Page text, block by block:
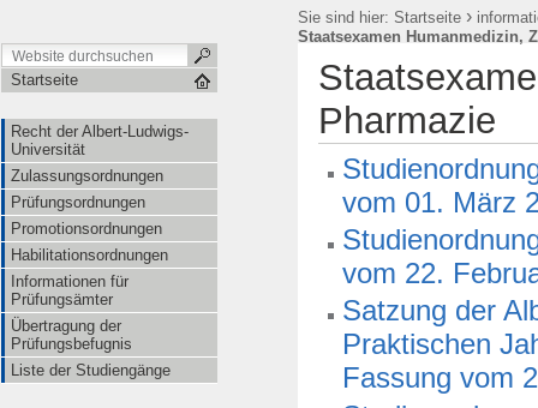
Sie sind hier: Startseite ›
Staatsexamen Humanmedizin,
Startseite
Recht der Albert-Ludwigs-
Universität
Zulassungsordnungen
Prüfungsordnungen
Promotionsordnungen
Habilitationsordnungen
Informationen für
Prüfungsämter
Übertragung der
Prüfungsbefugnis
Liste der Studiengänge
Pharmazie
vom 01. März
vom 22.
Satzung der
Praktischen
Fassung vom